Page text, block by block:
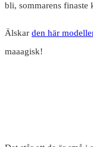
bli, sommarens finaste
Älskar den här
maaagisk!